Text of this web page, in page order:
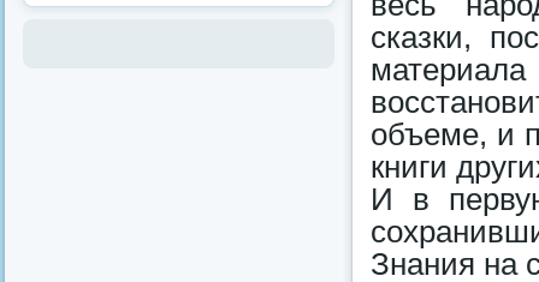
сказки,
материала
объеме, и
книги
И в
Знания на